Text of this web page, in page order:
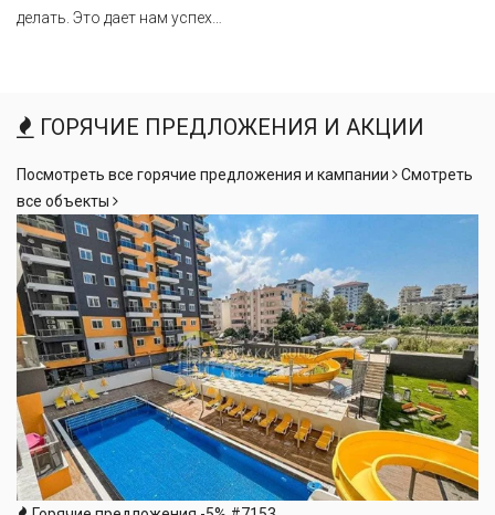
делать. Это дает нам успех…
ГОРЯЧИЕ ПРЕДЛОЖЕНИЯ И АКЦИИ
Посмотреть все горячие предложения и кампании
Смотреть
все объекты